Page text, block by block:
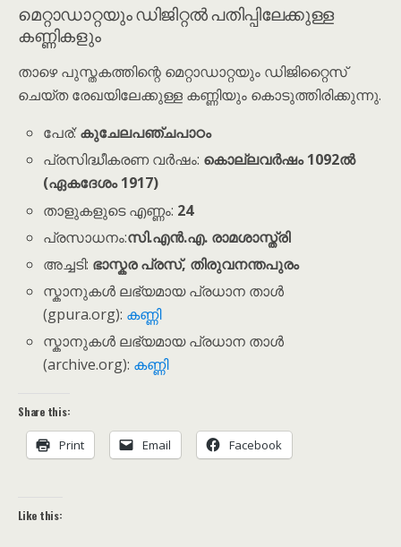
മെറ്റാഡാറ്റയും ഡിജിറ്റൽ പതിപ്പിലേക്കുള്ള
കണ്ണികളും
താഴെ പുസ്തകത്തിന്റെ മെറ്റാഡാറ്റയും ഡിജിറ്റൈസ്
ചെയ്ത രേഖയിലേക്കുള്ള കണ്ണിയും കൊടുത്തിരിക്കുന്നു.
പേര്:കുചേലപഞ്ചപാഠം
പ്രസിദ്ധീകരണ വർഷം: കൊല്ലവർഷം 1092ൽ
(ഏകദേശം 1917)
താളുകളുടെ എണ്ണം: 24
പ്രസാധനം:സി.എൻ.എ. രാമശാസ്ത്രി
അച്ചടി: ഭാസ്കര പ്രസ്, തിരുവനന്തപുരം
സ്കാനുകൾ ലഭ്യമായ പ്രധാന താൾ
(gpura.org): കണ്ണി
സ്കാനുകൾ ലഭ്യമായ പ്രധാന താൾ
(archive.org): കണ്ണി
Share this:
Print Email Facebook
Like this: